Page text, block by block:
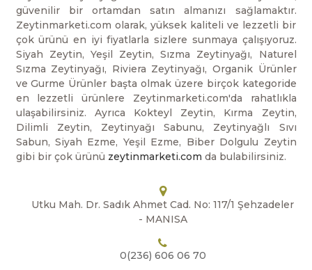
güvenilir bir ortamdan satın almanızı sağlamaktır.
Zeytinmarketi.com olarak, yüksek kaliteli ve lezzetli bir
çok ürünü en iyi fiyatlarla sizlere sunmaya çalışıyoruz.
Siyah Zeytin, Yeşil Zeytin, Sızma Zeytinyağı, Naturel
Sızma Zeytinyağı, Riviera Zeytinyağı, Organik Ürünler
ve Gurme Ürünler başta olmak üzere birçok kategoride
en lezzetli ürünlere Zeytinmarketi.com'da rahatlıkla
ulaşabilirsiniz. Ayrıca Kokteyl Zeytin, Kırma Zeytin,
Dilimli Zeytin, Zeytinyağı Sabunu, Zeytinyağlı Sıvı
Sabun, Siyah Ezme, Yeşil Ezme, Biber Dolgulu Zeytin
gibi bir çok ürünü zeytinmarketi.com da bulabilirsiniz.
Utku Mah. Dr. Sadık Ahmet Cad. No: 117/1 Şehzadeler
- MANISA
0(236) 606 06 70